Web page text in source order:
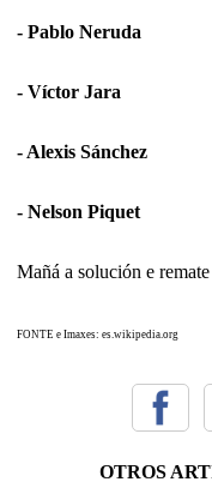
- Pablo Neruda
- Víctor Jara
- Alexis Sánchez
- Nelson Piquet
Mañá a solución e
FONTE e Imaxes: es.wikipedia.org
OTROS